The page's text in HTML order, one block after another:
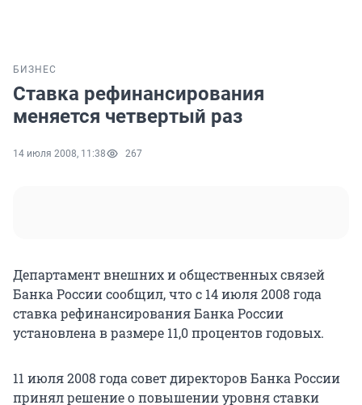
БИЗНЕС
Ставка рефинансирования
меняется четвертый раз
14 июля 2008, 11:38 267
Департамент внешних и общественных связей
Банка России сообщил, что с 14 июля 2008 года
ставка рефинансирования Банка России
установлена в размере 11,0 процентов годовых.
11 июля 2008 года совет директоров Банка России
принял решение о повышении уровня ставки